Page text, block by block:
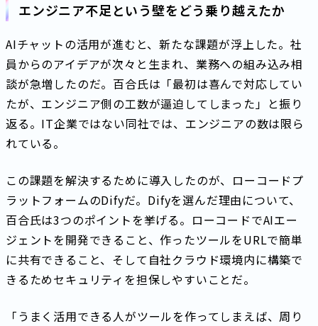
エンジニア不足という壁をどう乗り越えたか
AIチャットの活用が進むと、新たな課題が浮上した。社
員からのアイデアが次々と生まれ、業務への組み込み相
談が急増したのだ。百合氏は「最初は喜んで対応してい
たが、エンジニア側の工数が逼迫してしまった」と振り
返る。IT企業ではない同社では、エンジニアの数は限ら
れている。
この課題を解決するために導入したのが、ローコードプ
ラットフォームのDifyだ。Difyを選んだ理由について、
百合氏は3つのポイントを挙げる。ローコードでAIエー
ジェントを開発できること、作ったツールをURLで簡単
に共有できること、そして自社クラウド環境内に構築で
きるためセキュリティを担保しやすいことだ。
「うまく活用できる人がツールを作ってしまえば、周り